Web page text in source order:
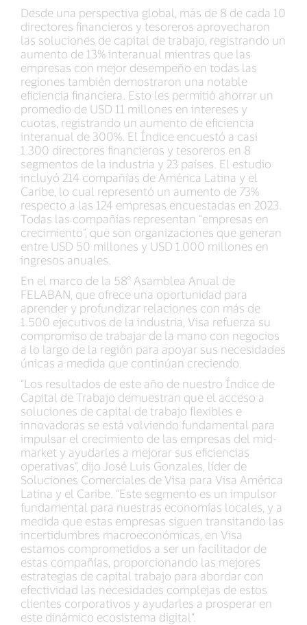
Desde una perspectiva global, más de 8 de cada 10
directores financieros y tesoreros aprovecharon
las soluciones de capital de trabajo, registrando un
aumento de 13% interanual mientras que las
empresas con mejor desempeño en todas las
regiones también demostraron una notable
eficiencia financiera. Esto les permitió ahorrar un
promedio de USD 11 millones en intereses y
cuotas, registrando un aumento de eficiencia
interanual de 300%. El Índice encuestó a casi
1.300 directores financieros y tesoreros en 8
segmentos de la industria y 23 países. El estudio
incluyó 214 compañías de América Latina y el
Caribe, lo cual representó un aumento de 73%
respecto a las 124 empresas encuestadas en 2023.
Todas las compañías representan “empresas en
crecimiento”, que son organizaciones que generan
entre USD 50 millones y USD 1.000 millones en
ingresos anuales.
En el marco de la 58° Asamblea Anual de
FELABAN, que ofrece una oportunidad para
aprender y profundizar relaciones con más de
1.500 ejecutivos de la industria, Visa refuerza su
compromiso de trabajar de la mano con negocios
a lo largo de la región para apoyar sus necesidades
únicas a medida que continúan creciendo.
“Los resultados de este año de nuestro Índice de
Capital de Trabajo demuestran que el acceso a
soluciones de capital de trabajo flexibles e
innovadoras se está volviendo fundamental para
impulsar el crecimiento de las empresas del mid-
market y ayudarles a mejorar sus eficiencias
operativas”, dijo José Luis Gonzales, líder de
Soluciones Comerciales de Visa para Visa América
Latina y el Caribe. “Este segmento es un impulsor
fundamental para nuestras economías locales, y a
medida que estas empresas siguen transitando las
incertidumbres macroeconómicas, en Visa
estamos comprometidos a ser un facilitador de
estas compañías, proporcionando las mejores
estrategias de capital trabajo para abordar con
efectividad las necesidades complejas de estos
clientes corporativos y ayudarles a prosperar en
este dinámico ecosistema digital”.